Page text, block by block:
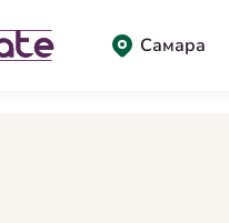
Самара